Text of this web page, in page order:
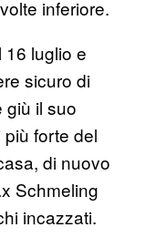
inferiore.
16 luglio e
sicuro di
giù il suo
forte del
di nuovo
Schmeling
incazzati.